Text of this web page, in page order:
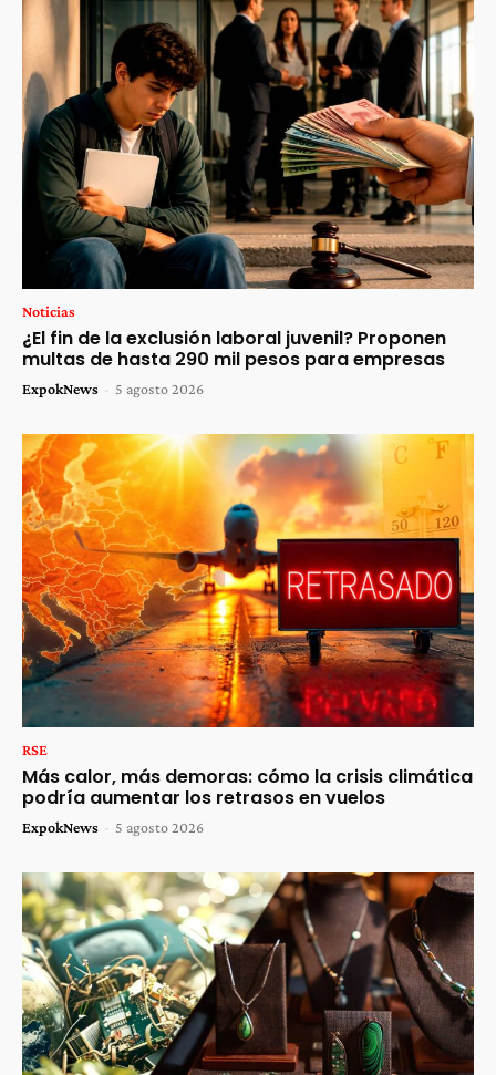
Noticias
¿El fin de la exclusión laboral juvenil? Proponen
multas de hasta 290 mil pesos para empresas
ExpokNews - 5 agosto 2026
RSE
Más calor, más demoras: cómo la crisis climática
podría aumentar los retrasos en vuelos
ExpokNews - 5 agosto 2026